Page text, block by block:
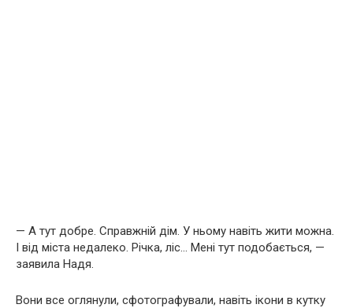
— А тут добре. Справжній дім. У ньому навіть жити можна.
І від міста недалеко. Річка, ліс… Мені тут подобається, —
заявила Надя.
Вони все оглянули, сфотографували, навіть ікони в кутку